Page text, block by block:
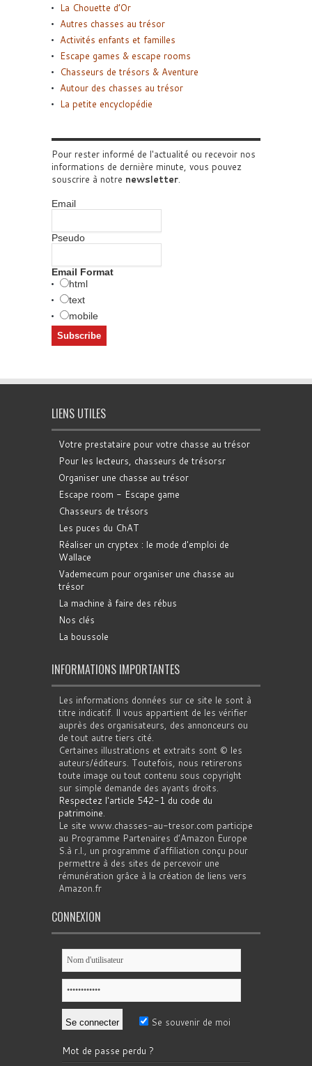
La Chouette d’Or
Autres chasses au trésor
Activités enfants et familles
Escape games & escape rooms
Chasseurs de trésors & Aventure
Autour des chasses au trésor
La petite encyclopédie
Pour rester informé de l'actualité ou recevoir nos
informations de dernière minute, vous pouvez
souscrire à notre newsletter
Email
Pseudo
Email Format
html
text
mobile
LIENS UTILES
Votre prestataire pour votre chasse au trésor
Pour les lecteurs, chasseurs de trésorsr
Organiser une chasse au trésor
Escape room - Escape game
Chasseurs de trésors
Les puces du ChAT
Réaliser un cryptex : le mode d'emploi de
Wallace
Vademecum pour organiser une chasse au
trésor
La machine à faire des rébus
Nos clés
La boussole
INFORMATIONS IMPORTANTES
Les informations données sur ce site le sont à
titre indicatif. Il vous appartient de les vérifier
auprès des organisateurs, des annonceurs ou
de tout autre tiers cité.
Certaines illustrations et extraits sont © les
auteurs/éditeurs. Toutefois, nous retirerons
toute image ou tout contenu sous copyright
sur simple demande des ayants droits.
Respectez l'article 542-1 du code du
patrimoine
Le site www.chasses-au-tresor.com participe
au Programme Partenaires d’Amazon Europe
S.à r.l., un programme d’affiliation conçu pour
permettre à des sites de percevoir une
rémunération grâce à la création de liens vers
Amazon.fr
CONNEXION
Se souvenir de moi
Mot de passe perdu ?